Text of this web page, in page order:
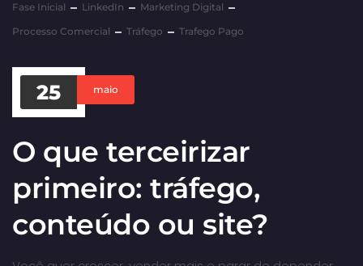
Fase Inicial
LinkedIn
Marketing Digital
Processo Comercial
Tráfego Trafego Pago
25 maio
O que terceirizar
primeiro: tráfego,
conteúdo ou site?